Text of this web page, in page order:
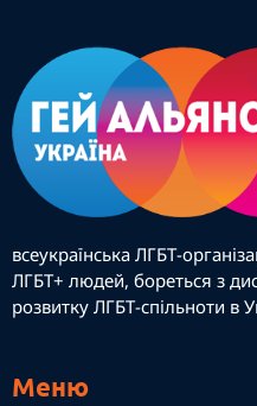
всеукраїнська ЛГБТ-
ЛГБТ+ людей, бореться з
розвитку ЛГБТ-спільноти в
Меню